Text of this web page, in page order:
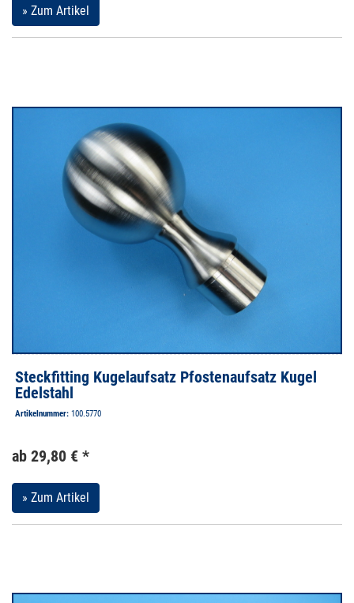
» Zum Artikel
Steckfitting Kugelaufsatz Pfostenaufsatz Kugel
Edelstahl
Artikelnummer: 100.5770
ab 29,80 € *
» Zum Artikel